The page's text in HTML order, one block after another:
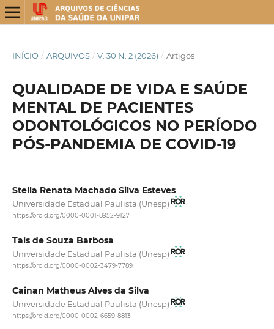
INÍCIO / ARQUIVOS / V. 30 N. 2 (2026) / Artigos
QUALIDADE DE VIDA E SAÚDE
MENTAL DE PACIENTES
ODONTOLÓGICOS NO PERÍODO
PÓS-PANDEMIA DE COVID-19
Stella Renata Machado Silva Esteves
Universidade Estadual Paulista (Unesp)
https://orcid.org/0000-0001-8952-9127
Taís de Souza Barbosa
Universidade Estadual Paulista (Unesp)
https://orcid.org/0000-0002-3479-7789
Cainan Matheus Alves da Silva
Universidade Estadual Paulista (Unesp)
https://orcid.org/0000-0002-6659-8813